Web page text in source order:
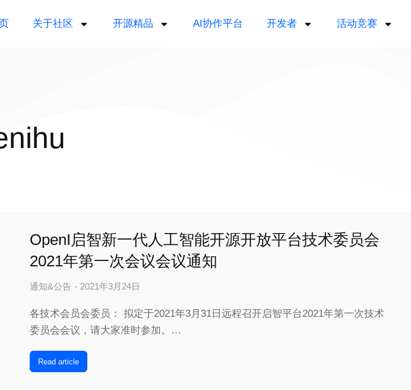
关于社区 开源精品 AI协作平台 开发者 活动竞赛
OpenI启智新一代人工智能开源开放平台技术委员会
2021年第一次会议会议通知
通知&公告 2021年3月24日
各技术会员会委员： 拟定于2021年3月31日远程召开启智平台2021年第一次技术
委员会会议，请大家准时参加。…
Read article